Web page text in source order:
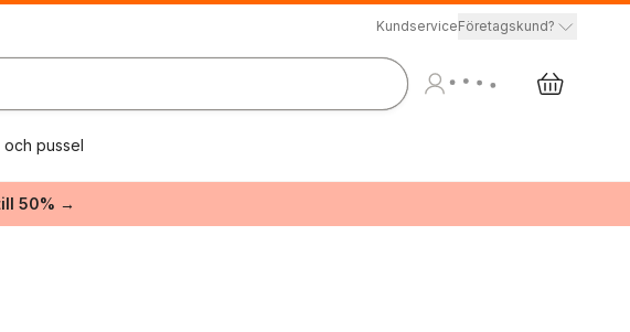
KundserviceFöretagskund?
och pussel
50% →